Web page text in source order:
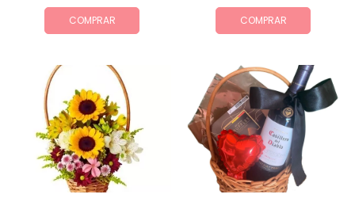
COMPRAR COMPRAR